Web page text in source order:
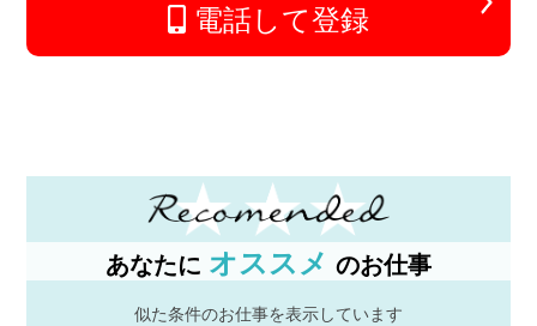
電話して登録
あなたに オススメ のお仕事
似た条件のお仕事を表示しています